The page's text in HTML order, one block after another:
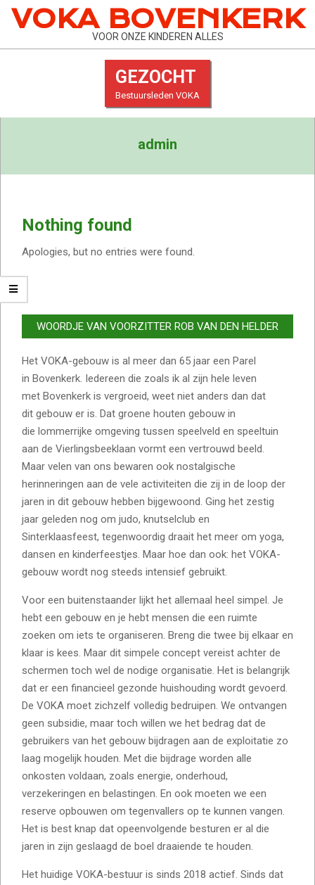
SkipVOKA BOVENKERK
VOOR ONZE KINDEREN ALLES
GEZOCHT
Bestuursleden VOKA
admin
Nothing found
Apologies, but no entries were found.
WOORDJE VAN VOORZITTER ROB VAN DEN HELDER
Het VOKA-gebouw is al meer dan 65 jaar een Parel
in Bovenkerk. Iedereen die zoals ik al zijn hele leven
met Bovenkerk is vergroeid, weet niet anders dan dat
dit gebouw er is. Dat groene houten gebouw in
die lommerrijke omgeving tussen speelveld en speeltuin
aan de Vierlingsbeeklaan vormt een vertrouwd beeld.
Maar velen van ons bewaren ook nostalgische
herinneringen aan de vele activiteiten die zij in de loop der
jaren in dit gebouw hebben bijgewoond. Ging het zestig
jaar geleden nog om judo, knutselclub en
Sinterklaasfeest, tegenwoordig draait het meer om yoga,
dansen en kinderfeestjes. Maar hoe dan ook: het VOKA-
gebouw wordt nog steeds intensief gebruikt.
Voor een buitenstaander lijkt het allemaal heel simpel. Je
hebt een gebouw en je hebt mensen die een ruimte
zoeken om iets te organiseren. Breng die twee bij elkaar en
klaar is kees. Maar dit simpele concept vereist achter de
schermen toch wel de nodige organisatie. Het is belangrijk
dat er een financieel gezonde huishouding wordt gevoerd.
De VOKA moet zichzelf volledig bedruipen. We ontvangen
geen subsidie, maar toch willen we het bedrag dat de
gebruikers van het gebouw bijdragen aan de exploitatie zo
laag mogelijk houden. Met die bijdrage worden alle
onkosten voldaan, zoals energie, onderhoud,
verzekeringen en belastingen. En ook moeten we een
reserve opbouwen om tegenvallers op te kunnen vangen.
Het is best knap dat opeenvolgende besturen er al die
jaren in zijn geslaagd de boel draaiende te houden.
Het huidige VOKA-bestuur is sinds 2018 actief. Sinds dat